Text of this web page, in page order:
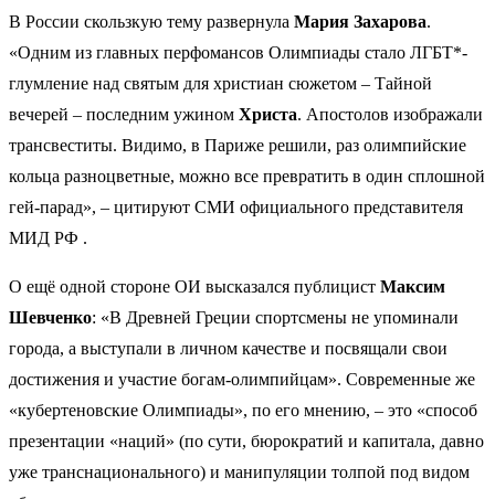
В России скользкую тему развернула Мария Захарова.
«Одним из главных перфомансов Олимпиады стало ЛГБТ*-
глумление над святым для христиан сюжетом – Тайной
вечерей – последним ужином Христа. Апостолов изображали
трансвеститы. Видимо, в Париже решили, раз олимпийские
кольца разноцветные, можно все превратить в один сплошной
гей-парад», – цитируют СМИ официального представителя
МИД РФ .
О ещё одной стороне ОИ высказался публицист Максим
Шевченко: «В Древней Греции спортсмены не упоминали
города, а выступали в личном качестве и посвящали свои
достижения и участие богам-олимпийцам». Современные же
«кубертеновские Олимпиады», по его мнению, – это «способ
презентации «наций» (по сути, бюрократий и капитала, давно
уже транснационального) и манипуляции толпой под видом